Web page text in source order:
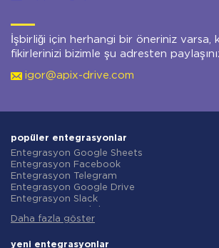
İşbirliği için herhangi bir öneriniz varsa,
fikirlerinizi bizimle şu adresten
igor@apix-drive.com
popüler entegrasyonlar
Entegrasyon Google Sheets
Entegrasyon Facebook
Entegrasyon Telegram
Entegrasyon Google Drive
Entegrasyon Slack
Entegrasyon Gmail
Entegrasyon ClickUp
Daha fazla göster
yeni entegrasyonlar